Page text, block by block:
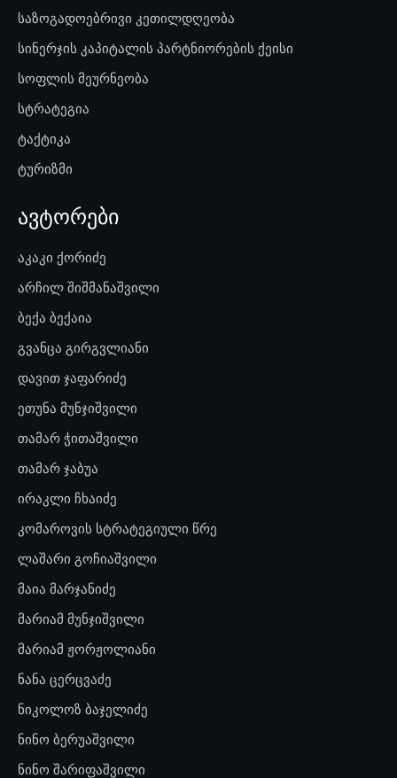
საზოგადოებრივი კეთილდღეობა
სინერჯის კაპიტალის პარტნიორების ქეისი
სოფლის მეურნეობა
სტრატეგია
ტაქტიკა
ტურიზმი
ავტორები
აკაკი ქორიძე
არჩილ შიშმანაშვილი
ბექა ბექაია
გვანცა გირგვლიანი
დავით ჯაფარიძე
ეთუნა მუნჯიშვილი
თამარ ჭითაშვილი
თამარ ჯაბუა
ირაკლი ჩხაიძე
კომაროვის სტრატეგიული წრე
ლაშარი გოჩიაშვილი
მაია მარჯანიძე
მარიამ მუნჯიშვილი
მარიამ ჟორჟოლიანი
ნანა ცერცვაძე
ნიკოლოზ ბაჯელიძე
ნინო ბერუაშვილი
ნინო შარიფაშვილი